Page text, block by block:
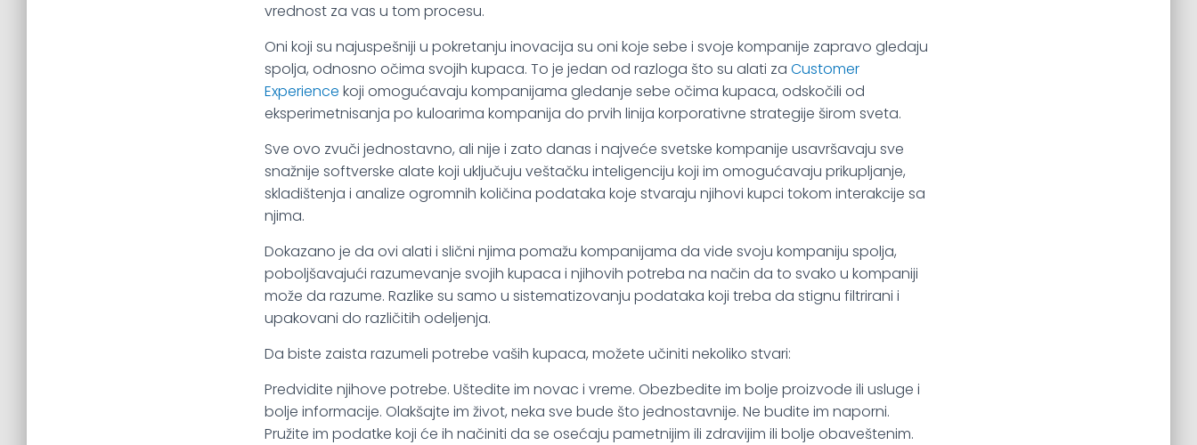
vrednost za vas u tom procesu.
Oni koji su najuspešniji u pokretanju inovacija su oni koje sebe i svoje kompanije zapravo gledaju
spolja, odnosno očima svojih kupaca. To je jedan od razloga što su alati za Customer
Experience koji omogućavaju kompanijama gledanje sebe očima kupaca, odskočili od
eksperimetnisanja po kuloarima kompanija do prvih linija korporativne strategije širom sveta.
Sve ovo zvuči jednostavno, ali nije i zato danas i najveće svetske kompanije usavršavaju sve
snažnije softverske alate koji uključuju veštačku inteligenciju koji im omogućavaju prikupljanje,
skladištenja i analize ogromnih količina podataka koje stvaraju njihovi kupci tokom interakcije sa
njima.
Dokazano je da ovi alati i slični njima pomažu kompanijama da vide svoju kompaniju spolja,
poboljšavajući razumevanje svojih kupaca i njihovih potreba na način da to svako u kompaniji
može da razume. Razlike su samo u sistematizovanju podataka koji treba da stignu filtrirani i
upakovani do različitih odeljenja.
Da biste zaista razumeli potrebe vaših kupaca, možete učiniti nekoliko stvari:
Predvidite njihove potrebe. Uštedite im novac i vreme. Obezbedite im bolje proizvode ili usluge i
bolje informacije. Olakšajte im život, neka sve bude što jednostavnije. Ne budite im naporni.
Pružite im podatke koji će ih načiniti da se osećaju pametnijim ili zdravijim ili bolje obaveštenim.